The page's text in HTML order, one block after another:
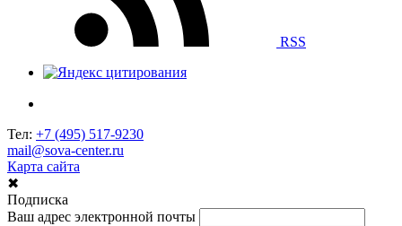
RSS
Тел: +7 (495) 517-9230
mail@sova-center.ru
Карта сайта
✖
Подписка
Ваш адрес электронной почты